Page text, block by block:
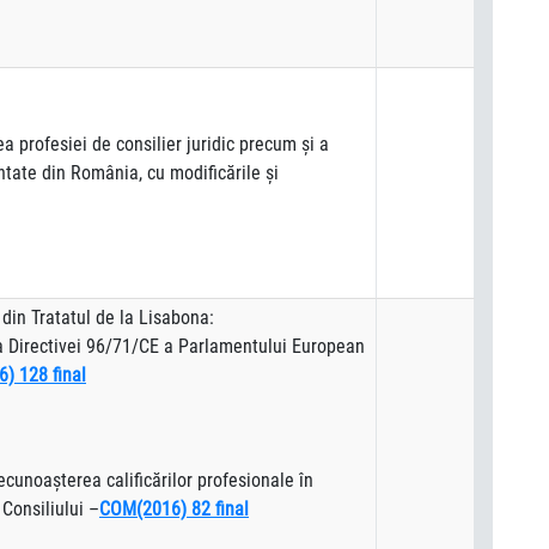
profesiei de consilier juridic precum şi a
din România, cu modificările şi
Tratatul de la Lisabona:
96/71/CE a Parlamentului European
128 final
calificărilor profesionale în
–COM(2016) 82 final